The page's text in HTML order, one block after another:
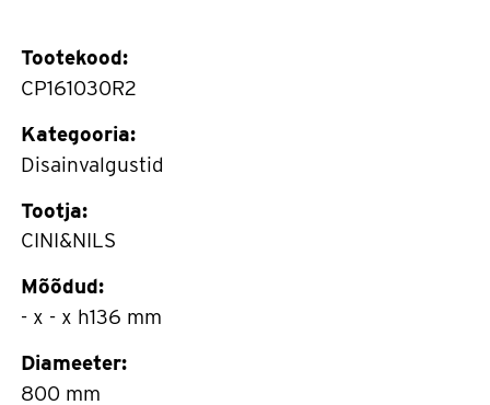
Tootekood:
CP161030R2
Kategooria:
Disainvalgustid
Tootja:
CINI&NILS
Mõõdud:
- x - x h136 mm
Diameeter:
800 mm